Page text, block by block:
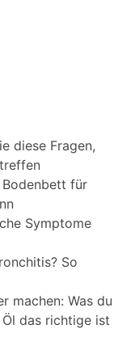
diese Fragen,
Bodenbett für
Symptome
So
machen: Was du
das richtige ist